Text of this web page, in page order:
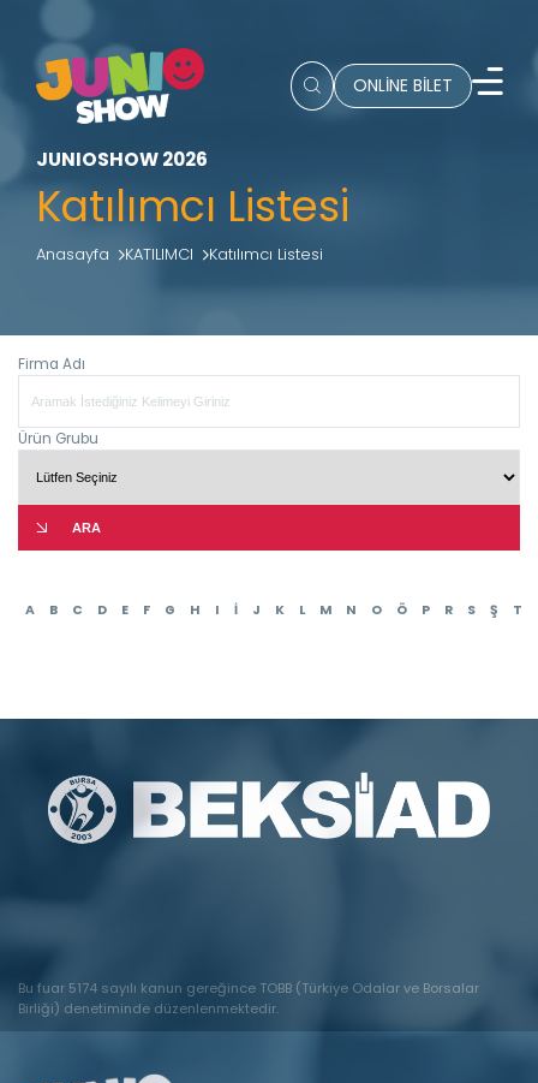
ONLİNE BİLET
JUNIOSHOW 2026
Katılımcı Listesi
Anasayfa KATILIMCI Katılımcı Listesi
Firma Adı
Ürün Grubu
ARA
A B C D E F G H I İ J K L M N O Ö P R S Ş T
Bu fuar 5174 sayılı kanun gereğince TOBB (Türkiye Odalar ve Borsalar
Birliği) denetiminde düzenlenmektedir.